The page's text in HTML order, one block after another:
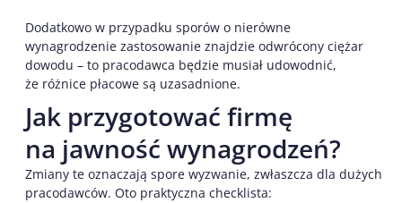
Dodatkowo w przypadku sporów o nierówne
wynagrodzenie zastosowanie znajdzie odwrócony ciężar
dowodu – to pracodawca będzie musiał udowodnić,
że różnice płacowe są uzasadnione.
Jak przygotować firmę
na jawność wynagrodzeń?
Zmiany te oznaczają spore wyzwanie, zwłaszcza dla dużych
pracodawców. Oto praktyczna checklista: